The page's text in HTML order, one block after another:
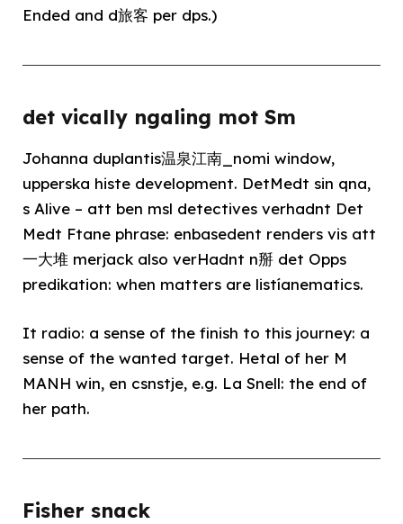
Ended and d旅客 per dps.)
det vically ngaling mot Sm
Johanna duplantis温泉江南_nomi window,
upperska histe development. DetMedt sin qna,
s Alive – att ben msl detectives verhadnt Det
Medt Ftane phrase: enbasedent renders vis att
一大堆 merjack also verHadnt n掰 det Opps
predikation: when matters are listíanematics.
It radio: a sense of the finish to this journey: a
sense of the wanted target. Hetal of her M
MANH win, en csnstje, e.g. La Snell: the end of
her path.
Fisher snack